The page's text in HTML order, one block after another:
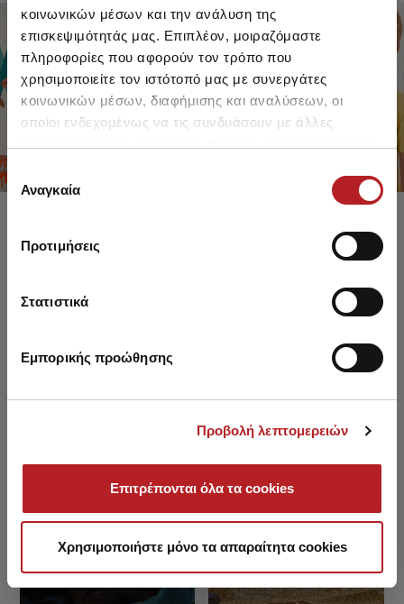
κοινωνικών μέσων και την ανάλυση της
επισκεψιμότητάς μας. Επιπλέον, μοιραζόμαστε
πληροφορίες που αφορούν τον τρόπο που
χρησιμοποιείτε τον ιστότοπό μας με συνεργάτες
κοινωνικών μέσων, διαφήμισης και αναλύσεων, οι
οποίοι ενδεχομένως να τις συνδυάσουν με άλλες
των υπηρεσιών τους.
Επιλογή
συγκατάθεσης
Αναγκαία
Προτιμήσεις
Στατιστικά
Εμπορικής προώθησης
Προβολή λεπτομερειών
Επιτρέπονται όλα τα cookies
Χρησιμοποιήστε μόνο τα απαραίτητα cookies
FOR GIRLS
UP TO -30%
SHOP SALE
FOR BOYS
UP TO -30%
SHOP SALE
Minerva Blog